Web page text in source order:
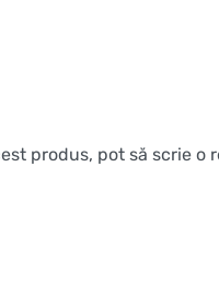
produs, pot să scrie o